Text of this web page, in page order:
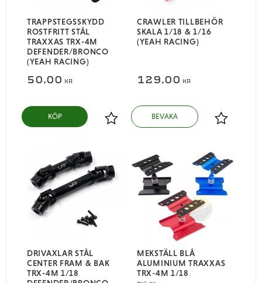
TRAPPSTEGSSKYDD
ROSTFRITT STÅL
TRAXXAS TRX-4M
DEFENDER/BRONCO
(YEAH RACING)
50,00 KR
Lägg till i favoriter
CRAWLER TILLBEHÖR
SKALA 1/18 & 1/16
(YEAH RACING)
129,00 KR
Lägg till i
DRIVAXLAR STÅL
CENTER FRAM & BAK
TRX-4M 1/18
MEKSTÄLL BLÅ
ALUMINIUM TRAXXAS
TRX-4M 1/18